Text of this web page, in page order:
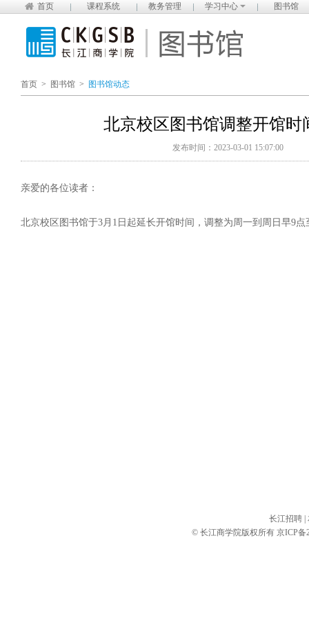
首页 课程系统 教务管理 学习中心 图书馆
首页 > 图书馆 > 图书馆动态
北京校区图书馆调整开馆时
发布时间：2023-03-01 15:07:00
亲爱的各位读者：
北京校区图书馆于3月1日起延长开馆时间，调整为周一到周日早9
长江招聘
© 长江商学院版权所有 京ICP备